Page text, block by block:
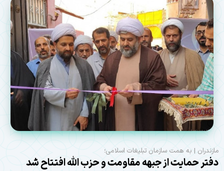
مازندران | به همت سازمان تبلیغات اسلامی؛
دفتر حمایت از جبهه مقاومت و حزب الله افتتاح شد